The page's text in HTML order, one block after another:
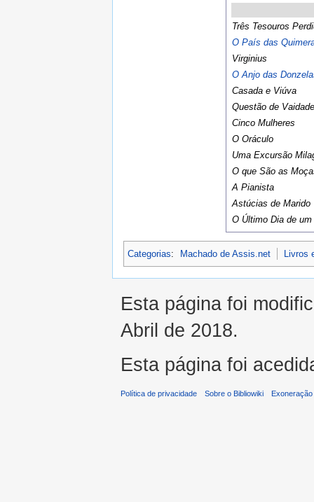
Três Tesouros
O País das
Virginius
O Anjo das
Casada e Viúva
Questão de Vaidade
Cinco Mulheres
O Oráculo
Uma Excursão
O que São as
A Pianista
Astúcias de Marido
O Último Dia de
Categorias: Machado de Assis.net Livros
Esta página foi
Abril de 2018.
Esta página foi
Política de privacidade Sobre o Bibliowiki